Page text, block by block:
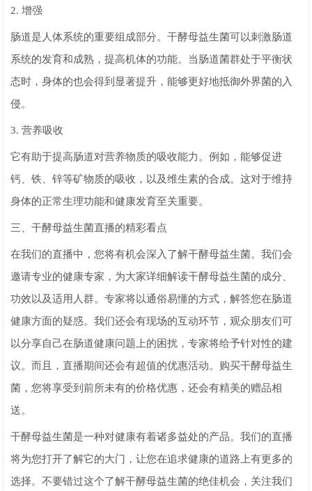
2. 增强
肠道是人体系统的重要组成部分。干酵母益生菌可以刺激肠道
系统的发育和成熟，提高机体的功能。当肠道菌群处于平衡状
态时，身体的也会得到显著提升，能够更好地抵御外界菌的入
侵。
3. 营养吸收
它有助于提高肠道对营养物质的吸收能力。例如，能够促进
钙、铁、锌等矿物质的吸收，以及维生素的合成。这对于维持
身体的正常生理功能和健康发育至关重要。
三、干酵母益生菌直播的精彩看点
在我们的直播中，您将有机会深入了解干酵母益生菌。我们会
邀请专业的健康专家，为大家详细解读干酵母益生菌的成分、
功效以及适用人群。专家将以通俗易懂的方式，解答您在肠道
健康方面的疑惑。我们还会有现场的互动环节，观众朋友们可
以分享自己在肠道健康问题上的困扰，专家将给予针对性的建
议。而且，直播期间还会有超值的优惠活动。购买干酵母益生
菌，您将享受到前所未有的价格优惠，还会有精美的赠品相
送。
干酵母益生菌是一种对健康有着诸多益处的产品。我们的直播
将为您打开了解它的大门，让您在追求健康的道路上有更多的
选择。不要错过这个了解干酵母益生菌的绝佳机会，关注我们